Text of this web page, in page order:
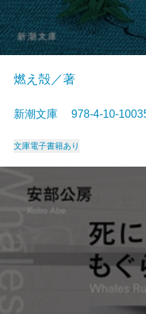
燃え殻／著
新潮文庫 978-4-10-
文庫電子書籍あり